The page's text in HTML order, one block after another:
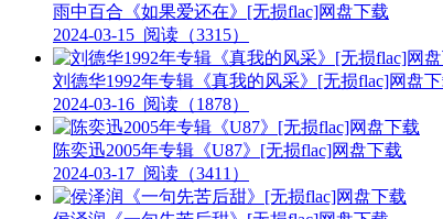
雨中百合《如果爱还在》[无损flac]网盘下载
2024-03-15 阅读（3315）
刘德华1992年专辑《真我的风采》[无损flac]网盘
2024-03-16 阅读（1878）
陈奕迅2005年专辑《U87》[无损flac]网盘下载
2024-03-17 阅读（3411）